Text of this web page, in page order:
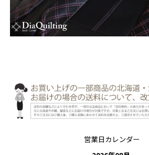
営業日カレンダー